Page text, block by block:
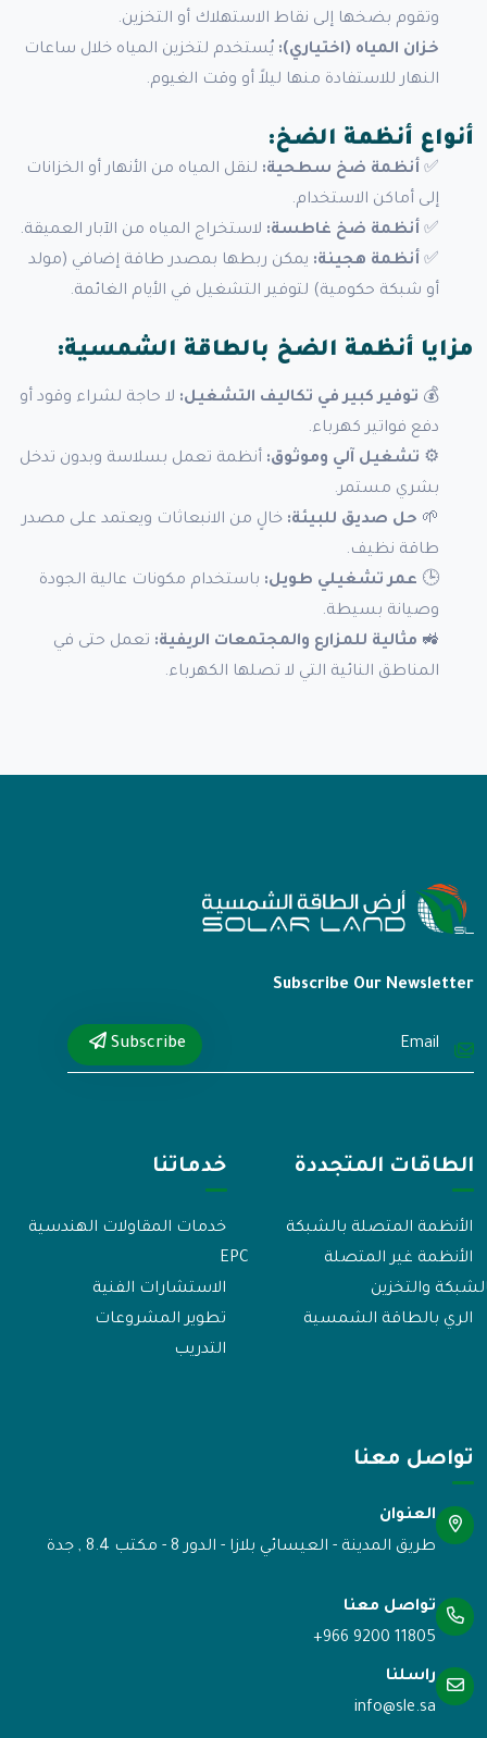
وتقوم بضخها إلى نقاط الاستهلاك أو التخزين.
خزان المياه (اختياري):يُستخدم لتخزين المياه خلال ساعات
النهار للاستفادة منها ليلاً أو وقت الغيوم.
أنواع أنظمة الضخ:
✅ أنظمة ضخ سطحية:لنقل المياه من الأنهار أو الخزانات
إلى أماكن الاستخدام.
✅ أنظمة ضخ غاطسة:لاستخراج المياه من الآبار العميقة.
✅ أنظمة هجينة:يمكن ربطها بمصدر طاقة إضافي (مولد
أو شبكة حكومية) لتوفير التشغيل في الأيام الغائمة.
مزايا أنظمة الضخ بالطاقة الشمسية:
💰 توفير كبير في تكاليف التشغيل:لا حاجة لشراء وقود أو
دفع فواتير كهرباء.
⚙️ تشغيل آلي وموثوق:أنظمة تعمل بسلاسة وبدون تدخل
بشري مستمر.
🌱 حل صديق للبيئة:خالٍ من الانبعاثات ويعتمد على مصدر
طاقة نظيف.
🕒 عمر تشغيلي طويل:باستخدام مكونات عالية الجودة
وصيانة بسيطة.
🚜 مثالية للمزارع والمجتمعات الريفية:تعمل حتى في
المناطق النائية التي لا تصلها الكهرباء.
Subscribe Our Newsletter
Subscribe
الطاقات المتجددة
الأنظمة المتصلة بالشبكة
الأنظمة غير المتصلة
والتخزين
الري بالطاقة الشمسية
خدماتنا
خدمات المقاولات الهندسية
EPC
الاستشارات الفنية
تطوير المشروعات
التدريب
تواصل معنا
العنوان
طريق المدينة - العيسائي بلازا - الدور 8 - مكتب 8.4 , جدة
تواصل معنا
+966 9200 11805
راسلنا
info@sle.sa